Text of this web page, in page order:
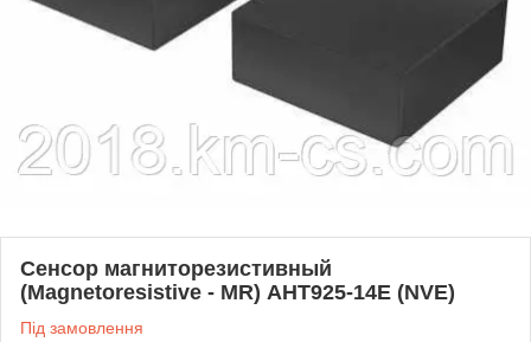
Сенсор магниторезистивный
(Magnetoresistive - MR) AHT925-14E (NVE)
Під замовлення